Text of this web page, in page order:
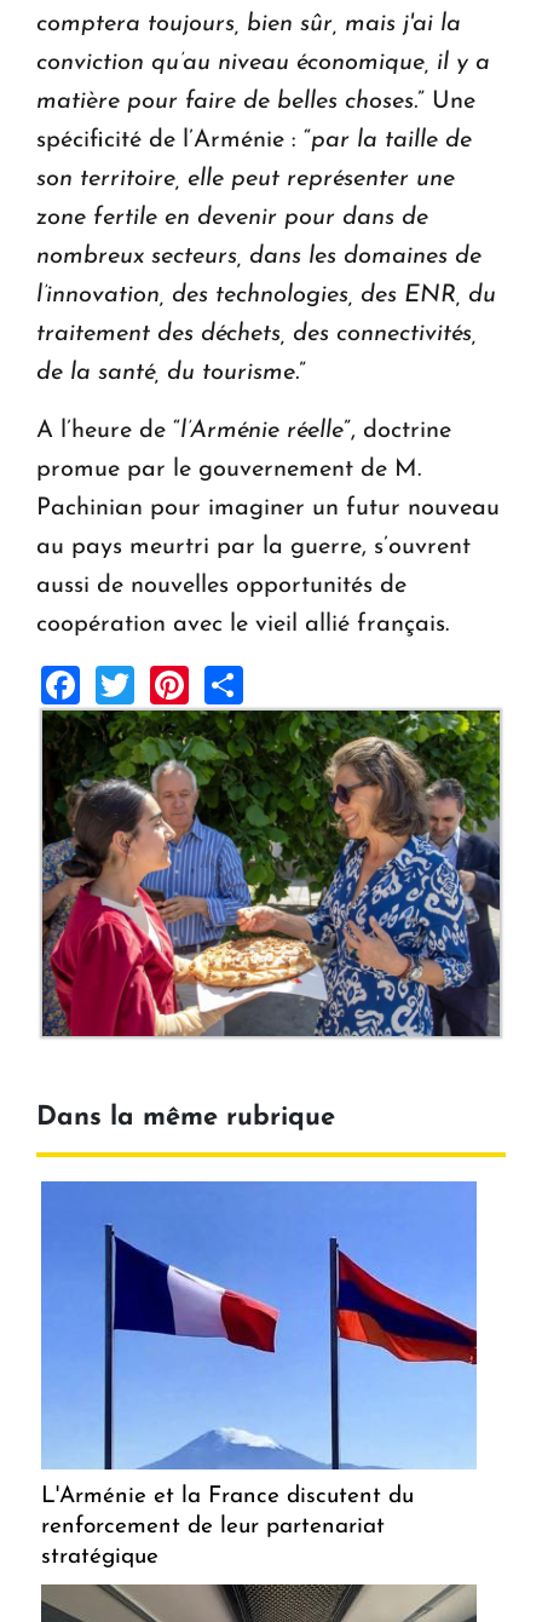
comptera toujours, bien sûr, mais j'ai la
conviction qu’au niveau économique, il y a
matière pour faire de belles choses.” Une
spécificité de l’Arménie : “par la taille de
son territoire, elle peut représenter une
zone fertile en devenir pour dans de
nombreux secteurs, dans les domaines de
l’innovation, des technologies, des ENR, du
traitement des déchets, des connectivités,
de la santé, du tourisme.”
A l’heure de “l’Arménie réelle”, doctrine
promue par le gouvernement de M.
Pachinian pour imaginer un futur nouveau
au pays meurtri par la guerre, s’ouvrent
aussi de nouvelles opportunités de
coopération avec le vieil allié français.
Facebook
TwitterPinterest
Dans la même rubrique
L'Arménie et la France discutent du
renforcement de leur partenariat
stratégique